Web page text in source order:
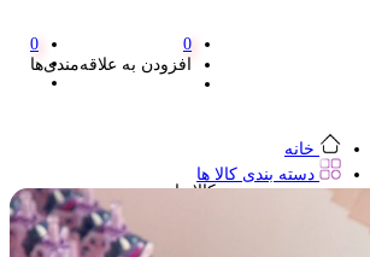
0
افزودن به علاقه‌مندی‌ها
0
خانه
دسته بندی کالا ها
دسته بندی کالا ها
لوازم تحریر و هنر